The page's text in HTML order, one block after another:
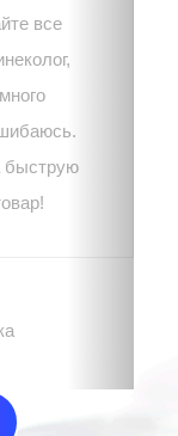
все
быструю